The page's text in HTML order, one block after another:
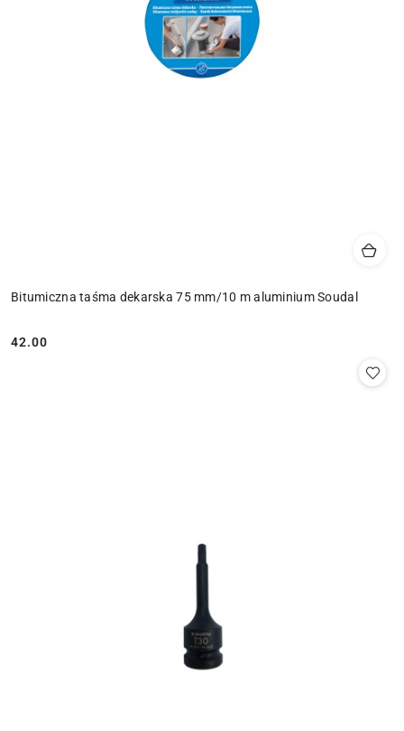
Bitumiczna taśma dekarska 75 mm/10 m aluminium Soudal
Cena:
42.00